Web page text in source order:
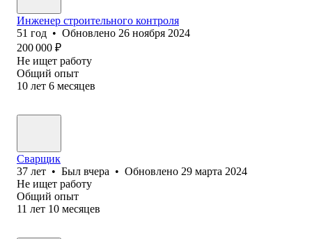
Инженер строительного контроля
51 год • Обновлено 26 ноября 2024
200 000 ₽
Не ищет работу
Общий опыт
10 лет 6 месяцев
Сварщик
37 лет • Был вчера • Обновлено 29 марта 2024
Не ищет работу
Общий опыт
11 лет 10 месяцев